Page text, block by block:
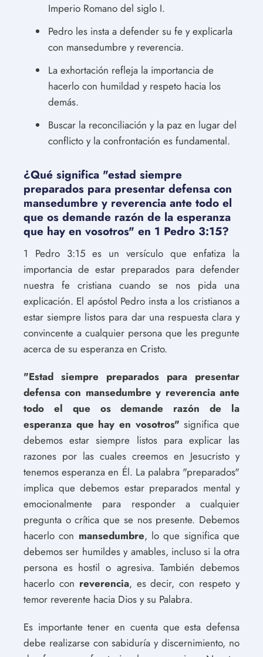
Imperio Romano del siglo I.
Pedro les insta a defender su fe y explicarla
con mansedumbre y reverencia.
La exhortación refleja la importancia de
hacerlo con humildad y respeto hacia los
demás.
Buscar la reconciliación y la paz en lugar del
conflicto y la confrontación es fundamental.
¿Qué significa "estad siempre
preparados para presentar defensa con
mansedumbre y reverencia ante todo el
que os demande razón de la esperanza
que hay en vosotros" en 1 Pedro 3:15?
1 Pedro 3:15 es un versículo que enfatiza la
importancia de estar preparados para defender
nuestra fe cristiana cuando se nos pida una
explicación. El apóstol Pedro insta a los cristianos a
estar siempre listos para dar una respuesta clara y
convincente a cualquier persona que les pregunte
acerca de su esperanza en Cristo.
"Estad siempre preparados para presentar
defensa con mansedumbre y reverencia ante
todo el que os demande razón de la
esperanza que hay en vosotros" significa que
debemos estar siempre listos para explicar las
razones por las cuales creemos en Jesucristo y
tenemos esperanza en Él. La palabra "preparados"
implica que debemos estar preparados mental y
emocionalmente para responder a cualquier
pregunta o crítica que se nos presente. Debemos
hacerlo con mansedumbre, lo que significa que
debemos ser humildes y amables, incluso si la otra
persona es hostil o agresiva. También debemos
hacerlo con reverencia, es decir, con respeto y
temor reverente hacia Dios y su Palabra.
Es importante tener en cuenta que esta defensa
debe realizarse con sabiduría y discernimiento, no